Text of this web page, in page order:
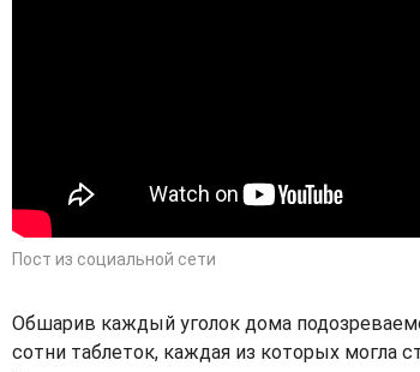
Пост из социальной сети
Обшарив каждый уголок дома
сотни таблеток, каждая из которых могла